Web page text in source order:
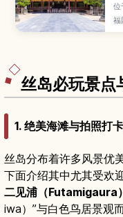
位
之
福
丝岛必玩景点
1. 绝美海滩与拍照打
丝岛分布着许多风景优
下面介绍其中尤其受欢
二见浦（Futamigaura）
iwa）”与白色鸟居景观